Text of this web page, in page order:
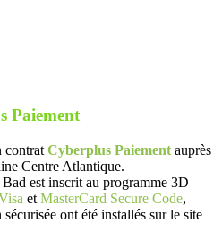
Paiement
contrat Cyberplus Paiement auprès
Centre Atlantique.
est inscrit au programme 3D
et MasterCard Secure Code,
ont été installés sur le site